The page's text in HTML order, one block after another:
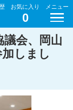
お気に入り
0
メニュー
会、岡山
しまし